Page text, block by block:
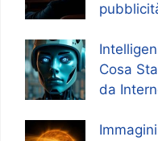
Cosa
da